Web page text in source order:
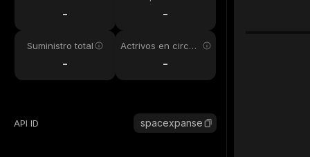
- -
Suministro total
-
Actrivos en circul
-
API ID spacexpanse